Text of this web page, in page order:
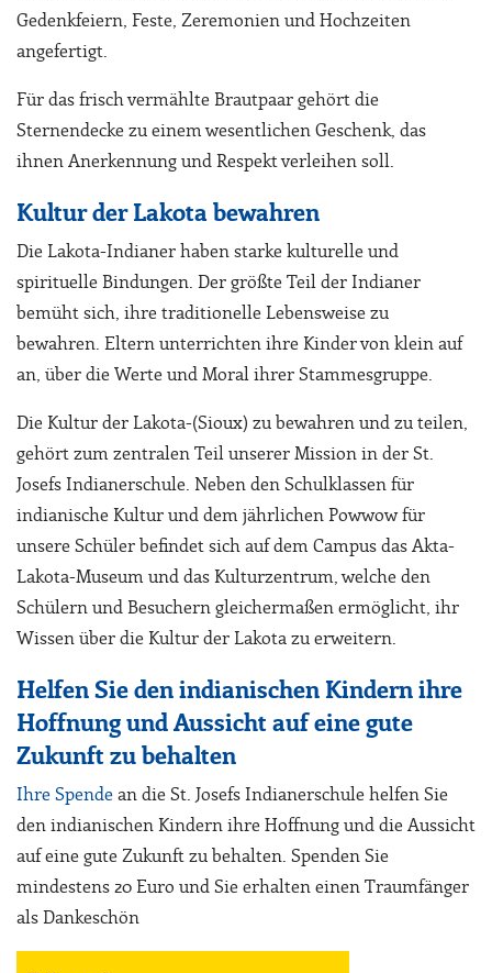
Gedenkfeiern, Feste, Zeremonien und Hochzeiten
angefertigt.
Für das frisch vermählte Brautpaar gehört die
Sternendecke zu einem wesentlichen Geschenk, das
ihnen Anerkennung und Respekt verleihen soll.
Kultur der Lakota bewahren
Die Lakota-Indianer haben starke kulturelle und
spirituelle Bindungen. Der größte Teil der Indianer
bemüht sich, ihre traditionelle Lebensweise zu
bewahren. Eltern unterrichten ihre Kinder von klein auf
an, über die Werte und Moral ihrer Stammesgruppe.
Die Kultur der Lakota-(Sioux) zu bewahren und zu teilen,
gehört zum zentralen Teil unserer Mission in der St.
Josefs Indianerschule. Neben den Schulklassen für
indianische Kultur und dem jährlichen Powwow für
unsere Schüler befindet sich auf dem Campus das Akta-
Lakota-Museum und das Kulturzentrum, welche den
Schülern und Besuchern gleichermaßen ermöglicht, ihr
Wissen über die Kultur der Lakota zu erweitern.
Helfen Sie den indianischen Kindern ihre
Hoffnung und Aussicht auf eine gute
Zukunft zu behalten
Ihre Spende an die St. Josefs Indianerschule helfen Sie
den indianischen Kindern ihre Hoffnung und die Aussicht
auf eine gute Zukunft zu behalten. Spenden Sie
mindestens 20 Euro und Sie erhalten einen Traumfänger
als Dankeschön